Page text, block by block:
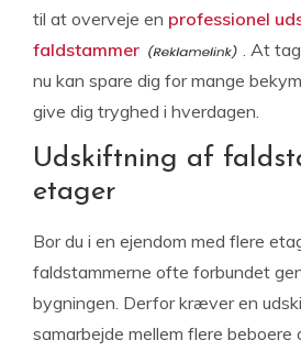
til at overveje en professionel
faldstammer
. At
nu kan spare dig for mange
give dig tryghed i hverdagen.
Udskiftning af
etager
Bor du i en ejendom med flere
faldstammerne ofte forbundet
bygningen. Derfor kræver en
samarbejde mellem flere beboere